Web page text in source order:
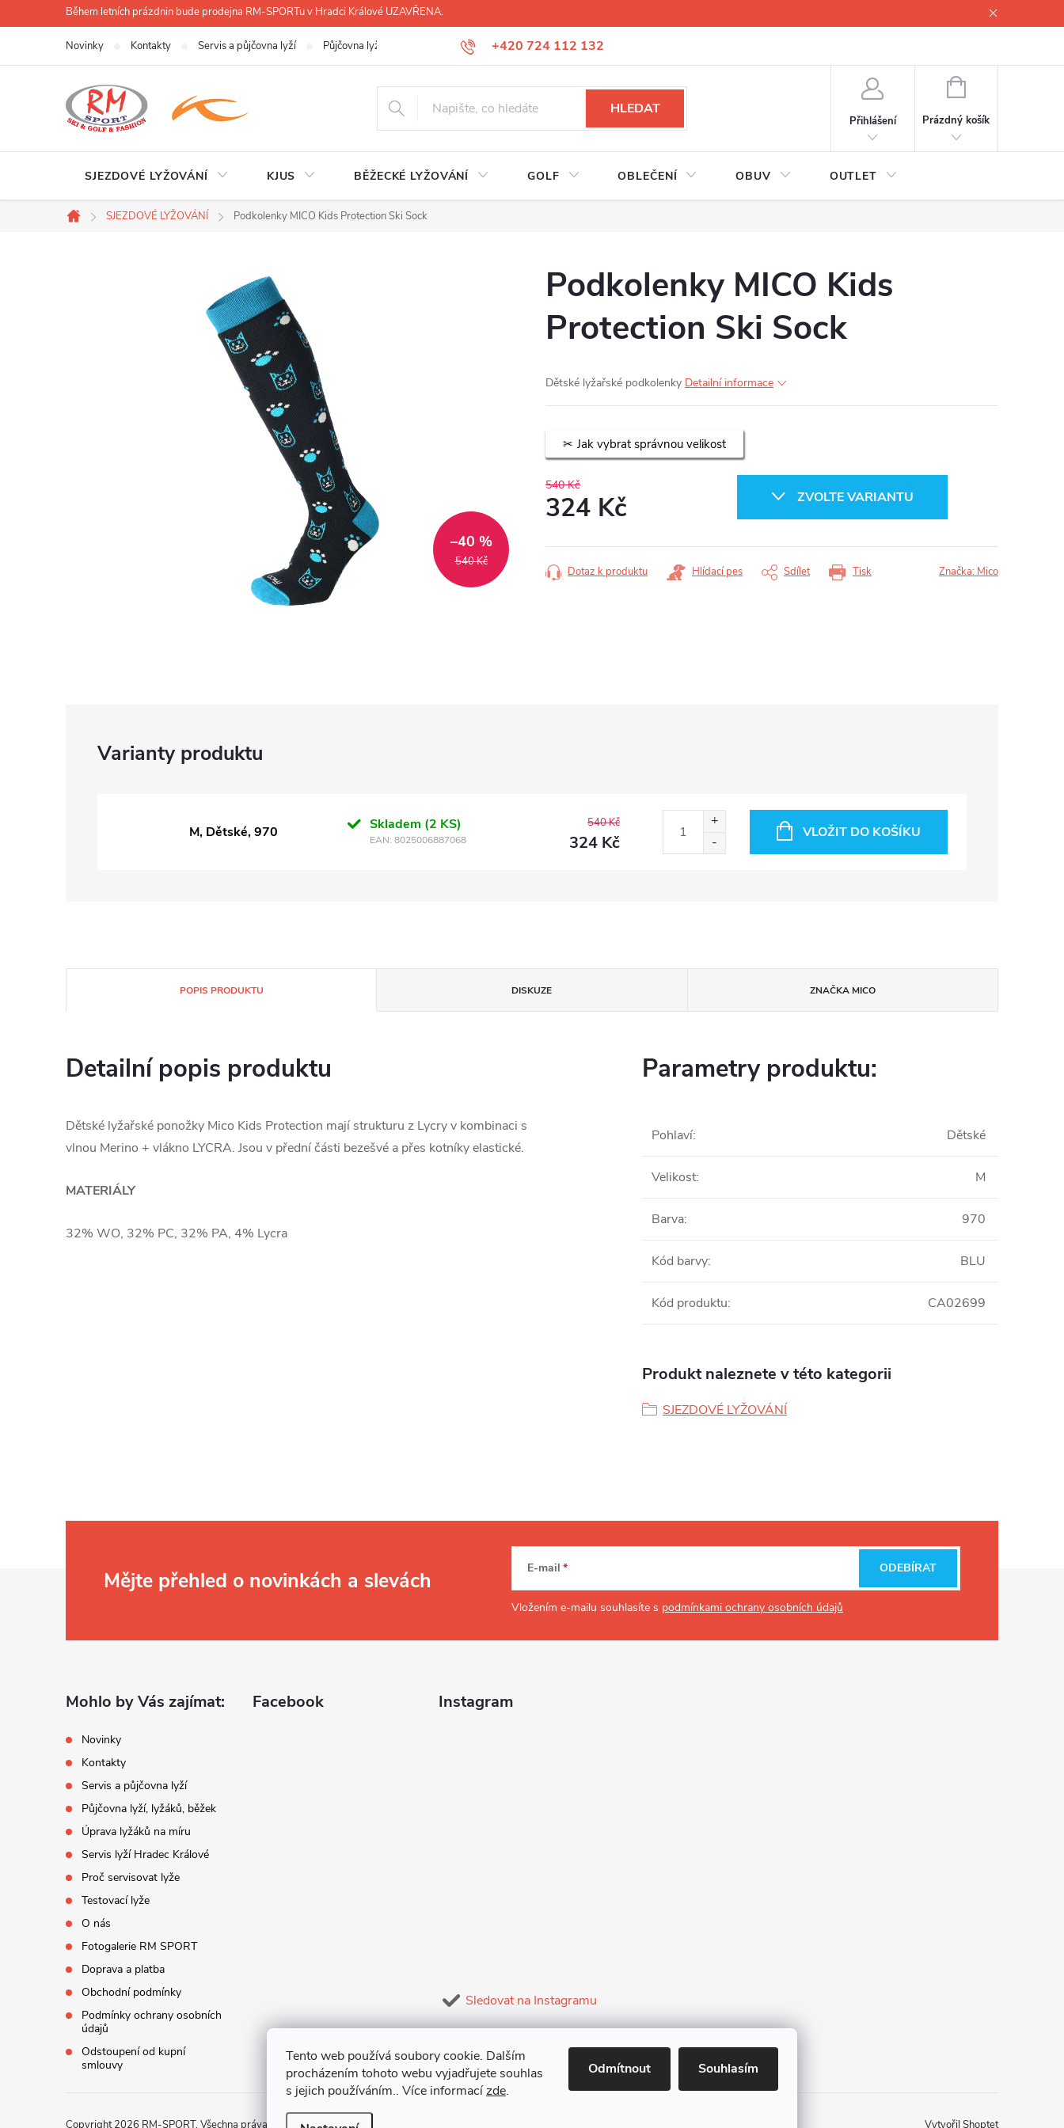
Tento web používá soubory cookie. Dalším
procházením tohoto webu vyjadřujete souhlas
s jejich používáním.. Více informacízde.
Odmítnout Souhlasím
na
Během letních prázdnin bude prodejna RM-SPORTu v Hradci Králové UZAVŘENA.
+420 724 112 132
Novinky Kontakty Servis a půjčovna lyží Půjčovna lyží, lyžáků, běžek Úprava lyžáků na míru
HLEDAT
Přihlášení
NÁKUPNÍ
Prázdný košík
SJEZDOVÉ LYŽOVÁNÍ KJUS BĚŽECKÉ LYŽOVÁNÍ GOLF OBLEČENÍ OBUV OUTLET
Domů
SJEZDOVÉ LYŽOVÁNÍ Podkolenky MICO Kids Protection Ski Sock
540 Kč
–40 %
Podkolenky MICO Kids
Protection Ski Sock
Dětské lyžařské podkolenky Detailní informace
Jak vybrat správnou velikost
540 Kč
324 Kč
cena:
ZVOLTE VARIANTU
Tisk
Dotaz k produktu Hlídací pes Sdílet Značka: Mico
M, Dětské, 970 Skladem (2 KS)
EAN: 8025006887068
540 Kč
324 Kč VLOŽIT DO KOŠÍKU
POPIS PRODUKTU DISKUZE ZNAČKAMICO
Detailní popis produktu
Dětské lyžařské ponožky Mico Kids Protection mají strukturu z Lycry v kombinaci s
vlnou Merino + vlákno LYCRA. Jsou v přední části bezešvé a přes kotníky elastické.
MATERIÁLY
32% WO, 32% PC, 32% PA, 4% Lycra
Parametry produktu:
Pohlaví: Dětské
Velikost: M
Barva: 970
Kód barvy: BLU
Kód produktu: CA02699
Produkt naleznete v této kategorii
SJEZDOVÉ LYŽOVÁNÍ
Mějte přehled o novinkách a slevách E-mail
Vložením e-mailu souhlasíte s podmínkami ochrany osobních údajů
ODEBÍRAT
Mohlo by Vás zajímat:
Novinky
Kontakty
Servis a půjčovna lyží
Půjčovna lyží, lyžáků, běžek
Úprava lyžáků na míru
Servis lyží Hradec Králové
Proč servisovat lyže
Testovací lyže
O nás
Fotogalerie RM SPORT
Doprava a platba
Obchodní podmínky
Podmínky ochrany osobních
údajů
Odstoupení od kupní
smlouvy
Facebook Instagram
Sledovat na Instagramu
Vytvořil Shoptet
Copyright 2026 RM-SPORT. Všechna práva vyhrazena.